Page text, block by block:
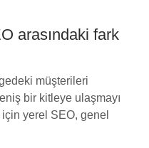
arasındaki fark
müşterileri
bir kitleye ulaşmayı
için yerel SEO, genel